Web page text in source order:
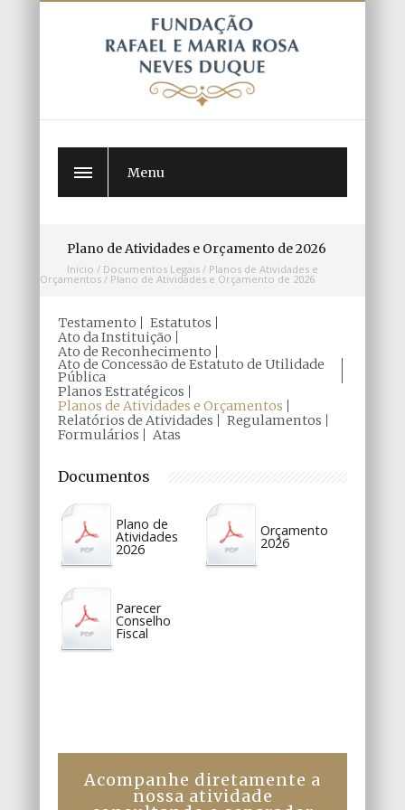
Menu
Plano de Atividades e Orçamento de 2026
Início / Documentos Legais / Planos de Atividades e
Orçamentos / Plano de Atividades e Orçamento de 2026
Testamento
Estatutos
Ato da Instituição
Ato de Reconhecimento
Ato de Concessão de Estatuto de Utilidade
Pública
Planos Estratégicos
Planos de Atividades e Orçamentos
Relatórios de Atividades
Regulamentos
Formulários
Atas
Documentos
Plano de
Atividades
2026
Orçamento
2026
Parecer
Conselho
Fiscal
Acompanhe diretamente a
nossa atividade